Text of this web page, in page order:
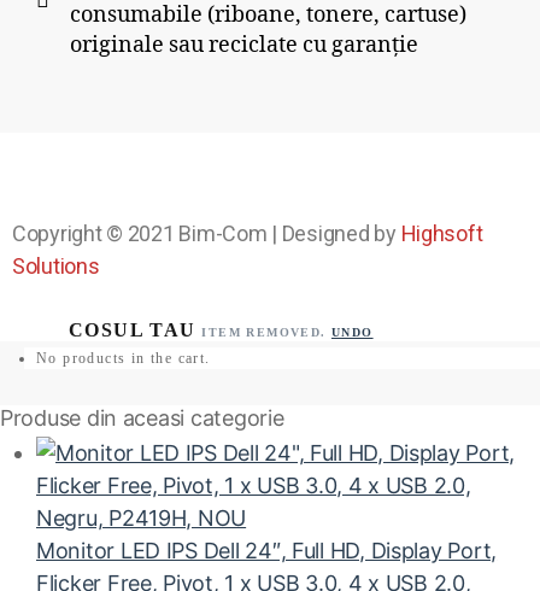
consumabile (riboane, tonere, cartuse)
originale sau reciclate cu garanție
Copyright © 2021 Bim-Com | Designed by Highsoft
Solutions
ITEM REMOVED. UNDO
No products in the cart.
Produse din aceasi categorie
Monitor LED IPS Dell 24″, Full HD, Display Port,
Flicker Free, Pivot, 1 x USB 3.0, 4 x USB 2.0,